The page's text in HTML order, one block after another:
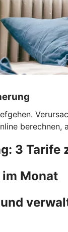
berechnen,
3 Tarife
Monat